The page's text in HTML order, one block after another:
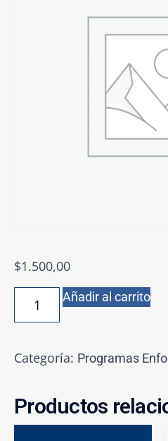
$1.500,00
Añadir al carrito
Categoría: Programas
Productos